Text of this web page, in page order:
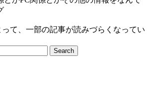
て、一部の記事が読みづらくなってい